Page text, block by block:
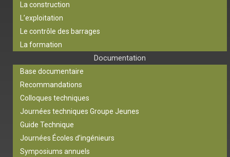
La construction
L’exploitation
Le contrôle des barrages
La formation
Documentation
Base documentaire
Recommandations
Colloques techniques
Journées techniques Groupe Jeunes
Guide Technique
Journées Écoles d’ingénieurs
Symposiums annuels